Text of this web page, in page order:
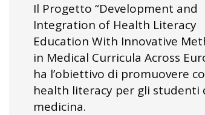
Il Progetto “Development and
Integration of Health Literacy
Education With Innovative
in Medical Curricula Across
ha l’obiettivo di promuovere
health literacy per gli studenti
medicina.